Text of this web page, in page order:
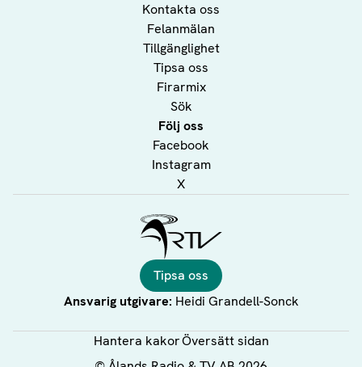
Kontakta oss
Felanmälan
Tillgänglighet
Tipsa oss
Firarmix
Sök
Följ oss
Facebook
Instagram
X
Tipsa oss
Ansvarig utgivare: Heidi Grandell-Sonck
Hantera kakorÖversätt sidan